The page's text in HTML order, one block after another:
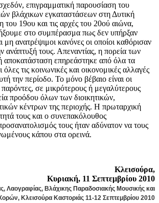
επιγραμματική παρουσίαση του
βλάχικων εγκαταστάσεων στη Δυτική
19ου και τις αρχές του 20ού αιώνα,
στο συμπέρασμα πως δεν υπήρξαν
μη ανατρέψιμοι κανόνες οι οποίοι καθόρισαν
ανάπτυξή τους. Απεναντίας, η πορεία των
αποκατάσταση επηρεάστηκε από όλα τα
όλες τις κοινωνικές και οικονομικές αλλαγές
την περίοδο. Το μόνο βέβαιο είναι οι
σε μικρότερους ή μεγαλύτερους
προόδου όλων των διοικητικών,
κέντρων της περιοχής. Η πρωταρχική
τους και ο συνεπακόλουθος
τους ήταν αδύνατον να τους
κάπου στα ορεινά.
Κλεισούρα,
Κυριακή, 11 Σεπτεμβρίου 2010
Λαογραφίας, Βλάχικης Παραδοσιακής Μουσικής και
Κλεισούρα Καστοριάς 11-12 Σεπτεμβρίου 2010